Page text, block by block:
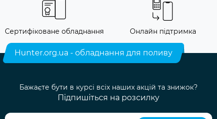
Сертифіковане обладнання Онлайн підтримка
Hunter.org.ua - обладнання для поливу
Бажаєте бути в курсі всіх наших акцій та знижок?
Підпишіться на розсилку